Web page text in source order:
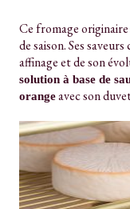
Ce fromage
de saison. Ses
affinage et de son
solution à base de
orangeavec son